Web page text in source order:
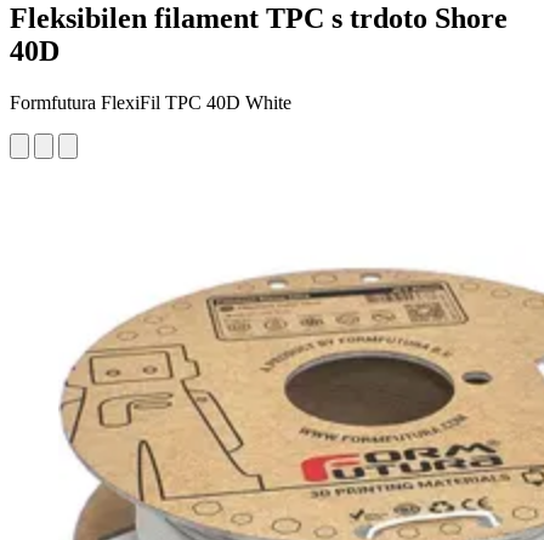
Fleksibilen filament TPC s trdoto Shore
40D
Formfutura FlexiFil TPC 40D White